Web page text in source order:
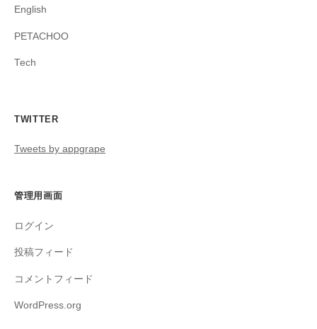
English
PETACHOO
Tech
TWITTER
Tweets by appgrape
管理用画面
ログイン
投稿フィード
コメントフィード
WordPress.org